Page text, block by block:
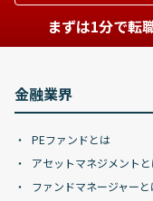
まずは1分で転
金融業界
PEファンドとは
アセットマネジメント
ファンドマネージャーと